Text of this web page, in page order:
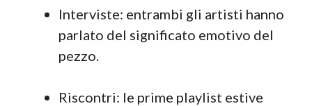
Interviste: entrambi gli artisti hanno
parlato del significato emotivo del
pezzo.
Riscontri: le prime playlist estive